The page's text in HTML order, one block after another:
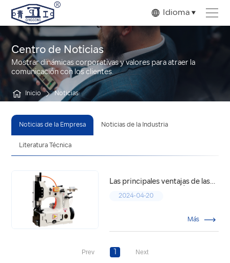
Idioma
Centro de Noticias
Mostrar dinámicas corporativas y valores para atraer la
comunicación con los clientes.
Inicio Noticias
Noticias de la Empresa Noticias de la Industria
Literatura Técnica
Las principales ventajas de las
2024-04-20
Más
1